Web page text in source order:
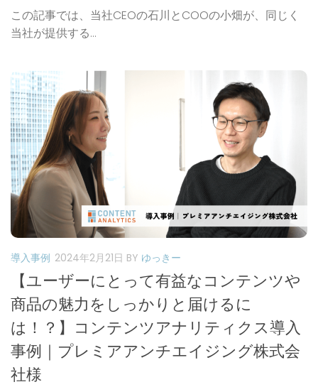
この記事では、当社CEOの石川とCOOの小畑が、同じく
当社が提供する...
導入事例 2024年2月21日 BY ゆっきー
【ユーザーにとって有益なコンテンツや
商品の魅力をしっかりと届けるに
は！？】コンテンツアナリティクス導入
事例｜プレミアアンチエイジング株式会
社様